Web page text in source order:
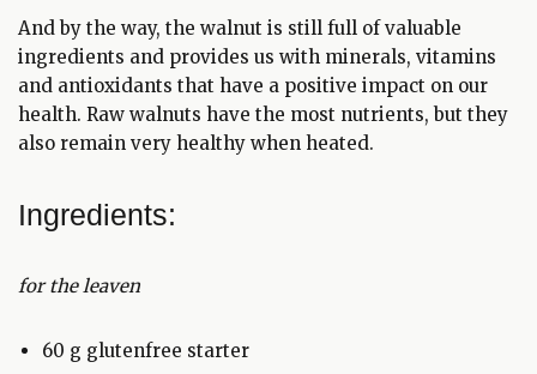
And by the way, the walnut is still full of valuable
ingredients and provides us with minerals, vitamins
and antioxidants that have a positive impact on our
health. Raw walnuts have the most nutrients, but they
also remain very healthy when heated.
Ingredients:
for the leaven
60 g glutenfree starter